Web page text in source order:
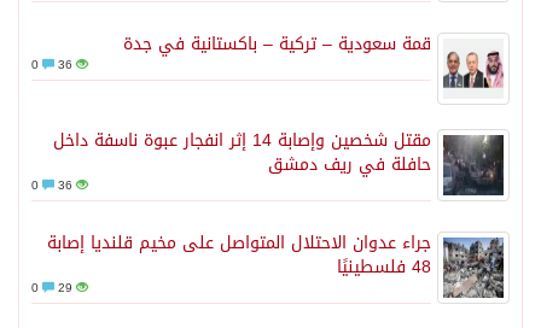
قمة سعودية – تركية – باكستانية في جدة
36
مقتل شخصين وإصابة 14 إثر انفجار عبوة ناسفة داخل
حافلة في ريف دمشق
36
جراء عدوان الاحتلال المتواصل على مخيم قلنديا إصابة
48 فلسطينيًا
29